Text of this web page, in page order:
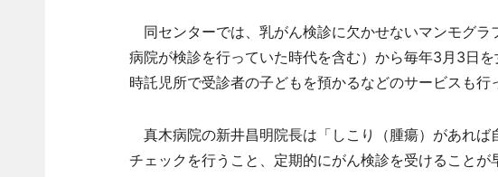
同センターでは、乳がん検診に欠かせないマンモグ
病院が検診を行っていた時代を含む）から毎年3月3日
時託児所で受診者の子どもを預かるなどのサービスも行
真木病院の新井昌明院長は「しこり（腫瘍）があれば
チェックを行うこと、定期的にがん検診を受けることが